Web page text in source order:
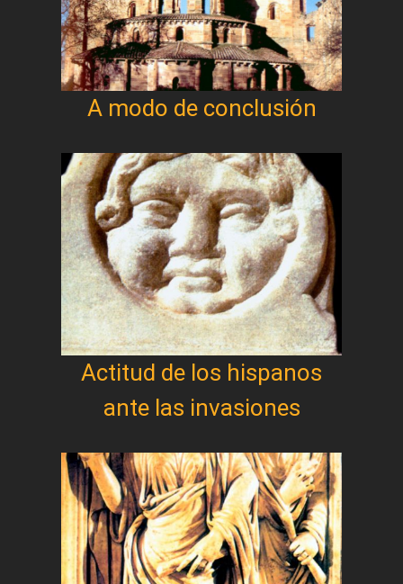
A modo de conclusión
Actitud de los hispanos
ante las invasiones